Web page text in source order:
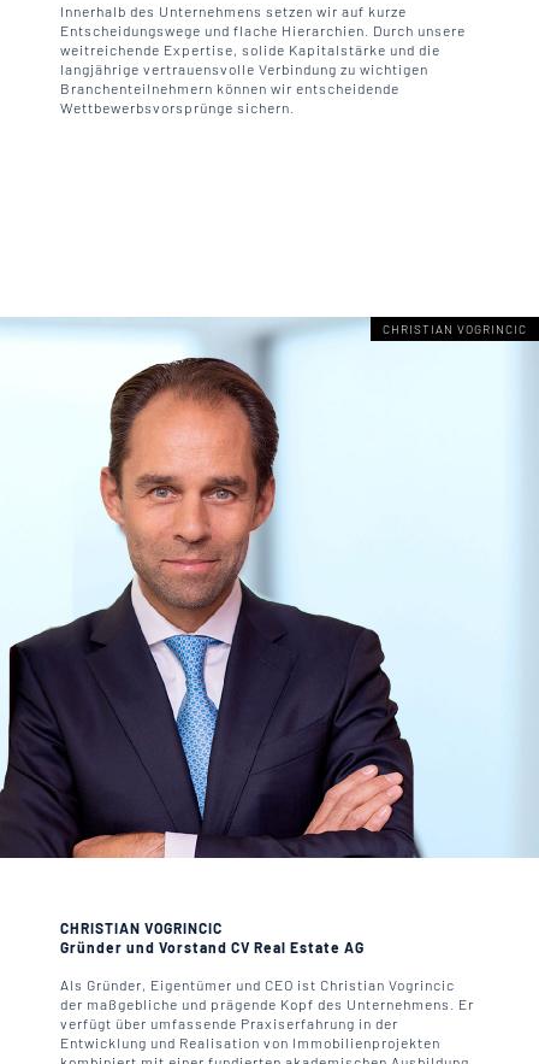
Innerhalb des Unternehmens setzen wir auf kurze
Entscheidungswege und flache Hierarchien. Durch unsere
weitreichende Expertise, solide Kapitalstärke und die
langjährige vertrauensvolle Verbindung zu wichtigen
Branchenteilnehmern können wir entscheidende
Wettbewerbsvorsprünge sichern.
CHRISTIAN VOGRINCIC
CHRISTIAN VOGRINCIC
Gründer und Vorstand CV Real Estate AG
Als Gründer, Eigentümer und CEO ist Christian Vogrincic
der maßgebliche und prägende Kopf des Unternehmens. Er
verfügt über umfassende Praxiserfahrung in der
Entwicklung und Realisation von Immobilienprojekten